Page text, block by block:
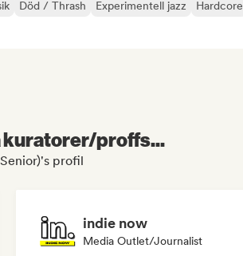
Död / Thrash Experimentell jazz
Hardcore
kuratorer/proffs...
profil
indie now
Media Outlet/Journalist